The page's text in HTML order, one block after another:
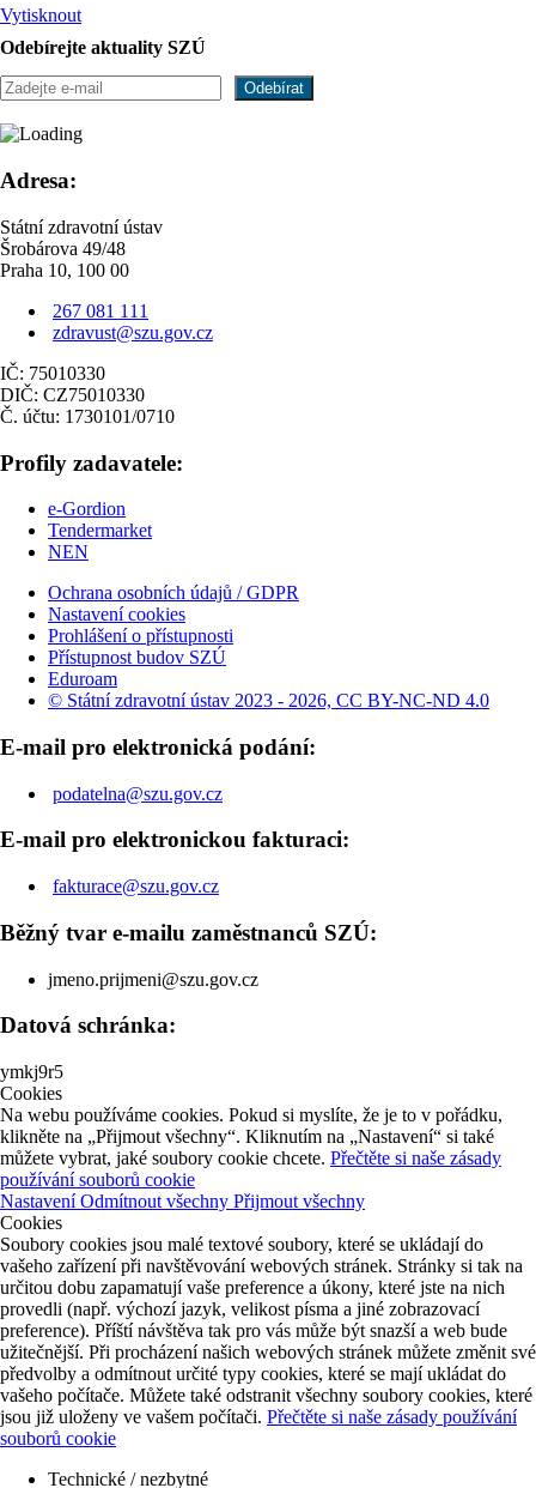
Vytisknout
Odebírejte aktuality SZÚ
Adresa:
Státní zdravotní ústav
Šrobárova 49/48
Praha 10, 100 00
267 081 111
zdravust@szu.gov.cz
IČ: 75010330
DIČ: CZ75010330
Č. účtu: 1730101/0710
Profily zadavatele:
e-Gordion
Tendermarket
NEN
Ochrana osobních údajů / GDPR
Nastavení cookies
Prohlášení o přístupnosti
Přístupnost budov SZÚ
Eduroam
© Státní zdravotní ústav 2023 - 2026, CC BY-NC-ND 4.0
E-mail pro elektronická podání:
podatelna@szu.gov.cz
E-mail pro elektronickou fakturaci:
fakturace@szu.gov.cz
Běžný tvar e-mailu zaměstnanců SZÚ:
jmeno.prijmeni@szu.gov.cz
Datová schránka:
ymkj9r5
Cookies
Na webu používáme cookies. Pokud si myslíte, že je to v pořádku,
klikněte na „Přijmout všechny“. Kliknutím na „Nastavení“ si také
můžete vybrat, jaké soubory cookie chcete. Přečtěte si naše zásady
používání souborů cookie
NastaveníOdmítnout všechny Přijmout všechny
Cookies
Soubory cookies jsou malé textové soubory, které se ukládají do
vašeho zařízení při navštěvování webových stránek. Stránky si tak na
určitou dobu zapamatují vaše preference a úkony, které jste na nich
provedli (např. výchozí jazyk, velikost písma a jiné zobrazovací
preference). Příští návštěva tak pro vás může být snazší a web bude
užitečnější. Při procházení našich webových stránek můžete změnit své
předvolby a odmítnout určité typy cookies, které se mají ukládat do
vašeho počítače. Můžete také odstranit všechny soubory cookies, které
jsou již uloženy ve vašem počítači. Přečtěte si naše zásady používání
souborů cookie
Technické / nezbytné